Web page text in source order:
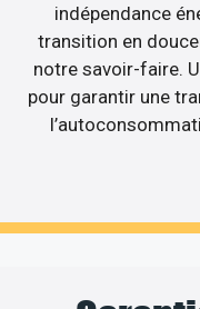
indépendance
transition en
notre savoir-faire.
pour garantir une